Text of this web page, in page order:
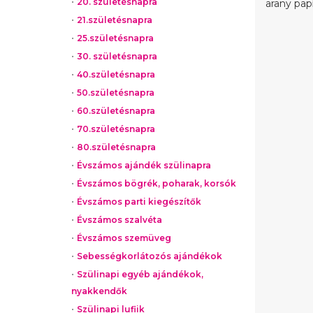
21.születésnapra
25.születésnapra
30. születésnapra
40.születésnapra
50.születésnapra
60.születésnapra
70.születésnapra
80.születésnapra
Évszámos ajándék szülinapra
Évszámos bögrék, poharak, korsók
Évszámos parti kiegészítők
Évszámos szalvéta
Évszámos szemüveg
Sebességkorlátozós ajándékok
Szülinapi egyéb ajándékok,
nyakkendők
Szülinapi lufiik
arany